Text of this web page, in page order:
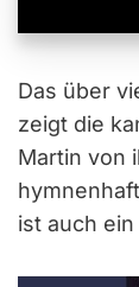
Das über
zeigt die
Martin von
ist auch